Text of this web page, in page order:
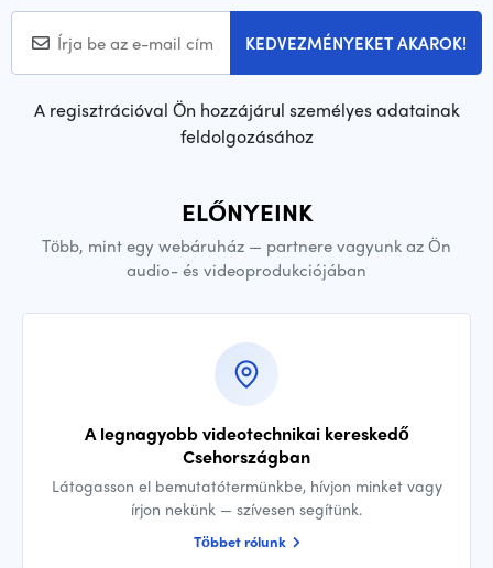
KEDVEZMÉNYEKET AKAROK!
A regisztrációval Ön hozzájárul személyes adatainak
feldolgozásához
ELŐNYEINK
Több, mint egy webáruház — partnere vagyunk az Ön
audio- és videoprodukciójában
A legnagyobb videotechnikai kereskedő
Csehországban
Látogasson el bemutatótermünkbe, hívjon minket vagy
írjon nekünk — szívesen segítünk.
Többet rólunk